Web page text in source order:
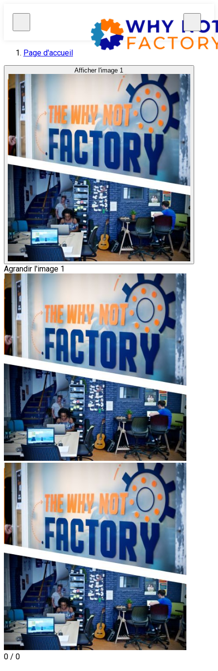
Page d'accueil
Afficher l'image 1
Agrandir l'image 1
0 / 0